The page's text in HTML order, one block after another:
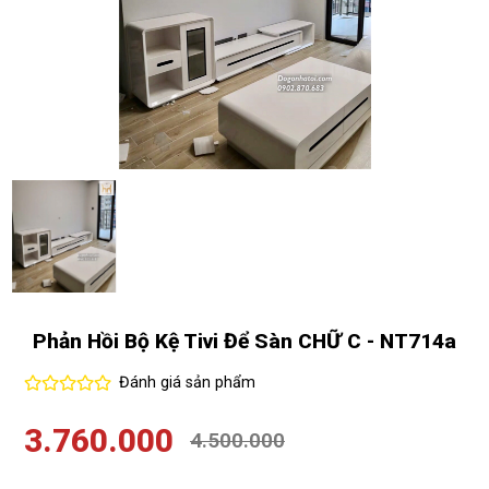
Phản Hồi Bộ Kệ Tivi Để Sàn CHỮ C - NT714a
Đánh giá sản phẩm
3.760.000 4.500.000